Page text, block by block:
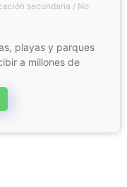
secundaria / No
playas y parques
a millones de